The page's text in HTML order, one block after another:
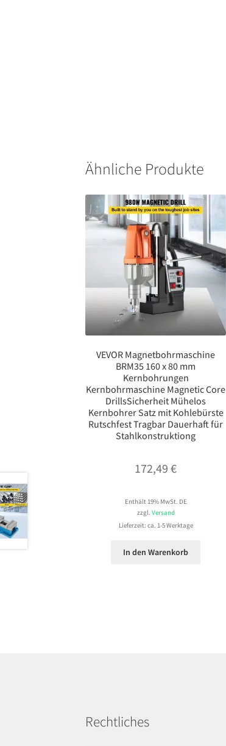
Ähnliche Produkte
VEVOR Magnetbohrmaschine
BRM35 160 x 80 mm
Kernbohrungen
Kernbohrmaschine Magnetic Core
DrillsSicherheit Mühelos
Kernbohrer Satz mit Kohlebürste
Rutschfest Tragbar Dauerhaft für
Stahlkonstruktiong
172,49€
Enthält 19% MwSt. DE
zzgl. Versand
Lieferzeit: ca. 1-5 Werktage
In den Warenkorb
Rechtliches